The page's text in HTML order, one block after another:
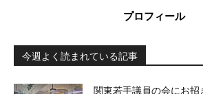
プロフィール
今週よく読まれている記事
関東若手議員の会にお招